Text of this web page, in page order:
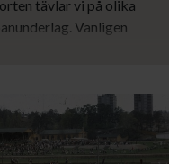
tävlar vi på olika
Vanligen
lopp. I Sverige tävlar
gräs och dirttrack.